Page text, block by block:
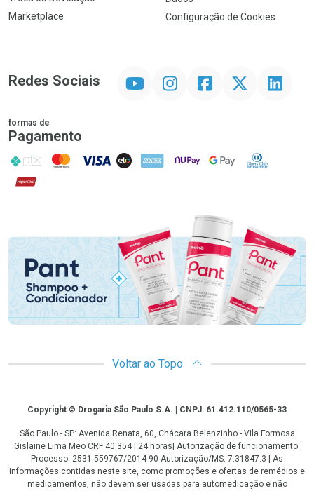
Marketplace
Configuração de Cookies
Redes Sociais InstagramFacebookTwitter Linkedin
formas de
Pagamento
PIX MasterCard
VISA ELO AMEX NuPay Google PayDiners Club
Hipercard
Promoção em Destaque
Voltar ao Topo
CopyrightCopyright © Drogaria São Paulo S.A. | CNPJ: 61.412.110/0565-33
São Paulo - SP: Avenida Renata, 60, Chácara Belenzinho - Vila Formosa
Gislaine Lima Meo CRF 40.354 | 24 horas| Autorização de funcionamento:
Processo: 2531.559767/2014-90 Autorização/MS: 7.31847.3 | As
informações contidas neste site, como promoções e ofertas de remédios e
medicamentos, não devem ser usadas para automedicação e não